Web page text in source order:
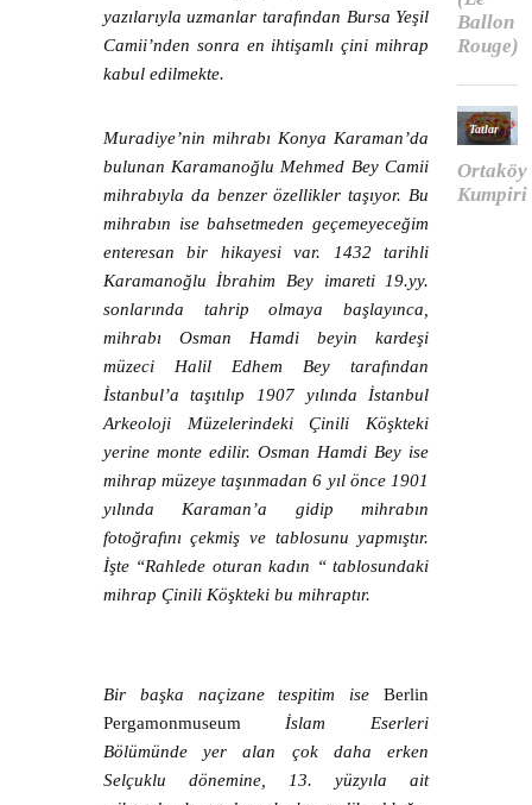
yazılarıyla uzmanlar tarafından Bursa Yeşil
Camii’nden sonra en ihtişamlı çini mihrap
kabul edilmekte.
Muradiye’nin mihrabı Konya Karaman’da
bulunan Karamanoğlu Mehmed Bey Camii
mihrabıyla da benzer özellikler taşıyor. Bu
mihrabın ise bahsetmeden geçemeyeceğim
enteresan bir hikayesi var. 1432 tarihli
Karamanoğlu İbrahim Bey imareti 19.yy.
sonlarında tahrip olmaya başlayınca,
mihrabı Osman Hamdi beyin kardeşi
müzeci Halil Edhem Bey tarafından
İstanbul’a taşıtılıp 1907 yılında İstanbul
Arkeoloji Müzelerindeki Çinili Köşkteki
yerine monte edilir. Osman Hamdi Bey ise
mihrap müzeye taşınmadan 6 yıl önce 1901
yılında Karaman’a gidip mihrabın
fotoğrafını çekmiş ve tablosunu yapmıştır.
İşte “Rahlede oturan kadın “ tablosundaki
mihrap Çinili Köşkteki bu mihraptır.
Bir başka naçizane tespitim iseBerlin
Pergamonmuseumİslam Eserleri
Bölümünde yer alan çok daha erken
Selçuklu dönemine, 13. yüzyıla ait